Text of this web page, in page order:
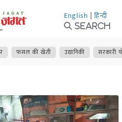
English | हिन्दी
Search
फसल की खेती उद्यानिकी सरकारी